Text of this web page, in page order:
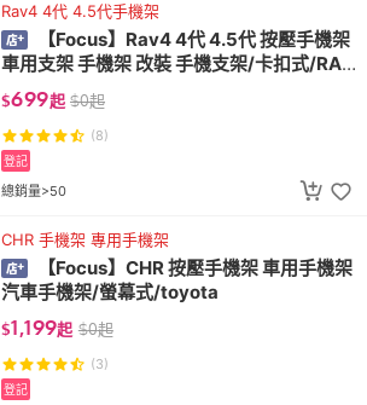
Rav4 4代 4.5代手機架
【Focus】Rav4 4代 4.5代 按壓手機架
車用支架 手機架 改裝 手機支架/卡扣式/RAV
4/toyota
$699起 $0起
(8)
總銷量>50
登記
CHR 手機架 專用手機架
【Focus】CHR 按壓手機架 車用手機架
汽車手機架/螢幕式/toyota
$1,199起 $0起
(3)
登記